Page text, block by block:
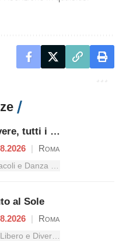
Terrazza Tevere, tutti i concerti dal 3 al 9 agosto
| Roma
Musica, Spettacoli e Danza nel Lazio
al Sole
| Roma
Sport, Tempo Libero e Divertimento nel Lazio